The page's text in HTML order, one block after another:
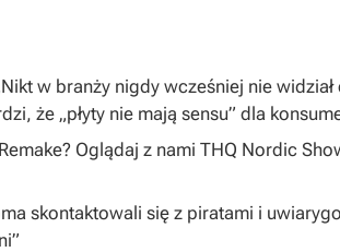
w branży nigdy wcześniej nie widział
że „płyty nie mają sensu” dla
Oglądaj z nami THQ Nordic
skontaktowali się z piratami i